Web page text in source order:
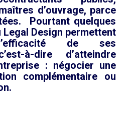
d’ouvrage, parce
Pourtant quelques
Design permettent
de ses
à-dire d’atteindre
: négocier une
complémentaire ou